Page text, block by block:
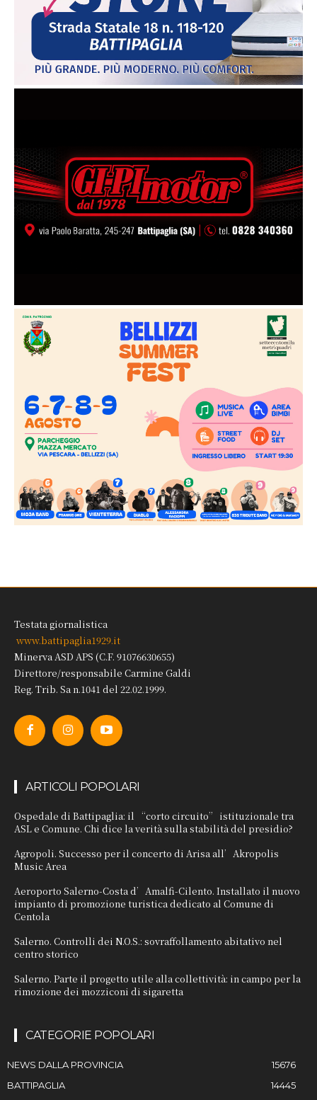
Testata giornalistica
www.battipaglia1929.it
Minerva ASD APS (C.F. 91076630655)
Direttore/responsabile Carmine Galdi
Reg. Trib. Sa n.1041 del 22.02.1999.
ARTICOLI POPOLARI
Ospedale di Battipaglia: il “corto circuito” istituzionale tra
ASL e Comune. Chi dice la verità sulla stabilità del presidio?
Agropoli. Successo per il concerto di Arisa all’Akropolis
Music Area
Aeroporto Salerno-Costa d’Amalfi-Cilento. Installato il nuovo
impianto di promozione turistica dedicato al Comune di
Centola
Salerno. Controlli dei N.O.S.: sovraffollamento abitativo nel
centro storico
Salerno. Parte il progetto utile alla collettività: in campo per la
rimozione dei mozziconi di sigaretta
CATEGORIE POPOLARI
NEWS DALLA PROVINCIA
15676
BATTIPAGLIA
14445